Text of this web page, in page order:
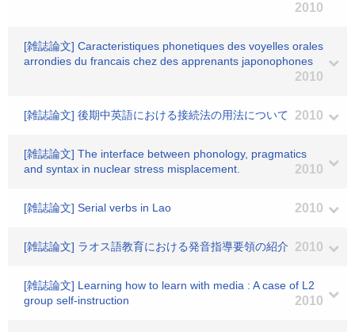
2010
[雑誌論文] Caracteristiques phonetiques des voyelles orales
arrondies du francais chez des apprenants japonophones
2010
[雑誌論文] 後期中英語における接続法の用法について 2010
[雑誌論文] The interface between phonology, pragmatics
and syntax in nuclear stress misplacement.
2010
[雑誌論文] Serial verbs in Lao 2010
[雑誌論文] ラオス語教育における発音指導要領の紹介 2010
[雑誌論文] Learning how to learn with media : A case of L2
group self-instruction
2010